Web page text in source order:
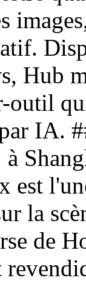
Hub
outil
IA.
est
la
de